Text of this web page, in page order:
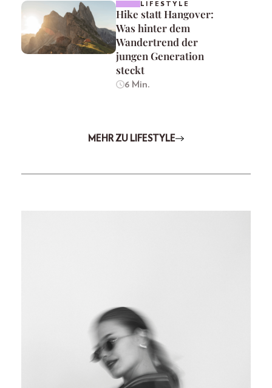
LIFESTYLE
Hike statt Hangover:
Was hinter dem
Wandertrend der
jungen Generation
steckt
6 Min.
MEHR ZU LIFESTYLE